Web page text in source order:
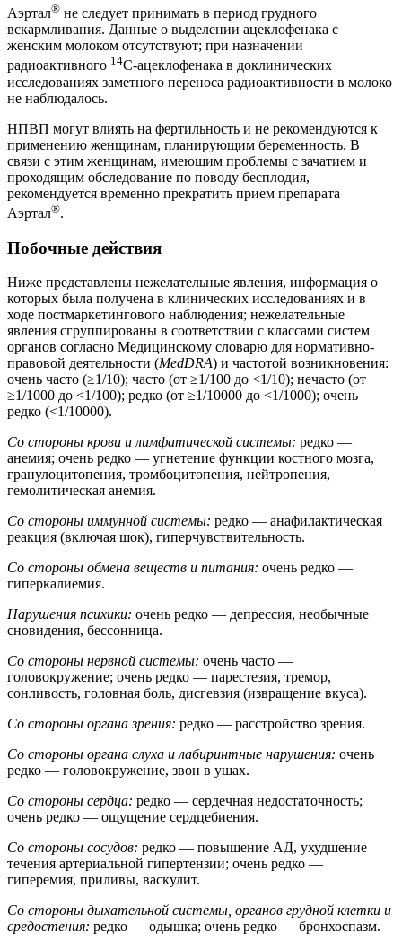
Аэртал® не следует принимать в период грудного
вскармливания. Данные о выделении ацеклофенака с
женским молоком отсутствуют; при назначении
радиоактивного 14С-ацеклофенака в доклинических
исследованиях заметного переноса радиоактивности в молоко
не наблюдалось.
НПВП могут влиять на фертильность и не рекомендуются к
применению женщинам, планирующим беременность. В
связи с этим женщинам, имеющим проблемы с зачатием и
проходящим обследование по поводу бесплодия,
рекомендуется временно прекратить прием препарата
Аэртал®.
Побочные действия
Ниже представлены нежелательные явления, информация о
которых была получена в клинических исследованиях и в
ходе постмаркетингового наблюдения; нежелательные
явления сгруппированы в соответствии с классами систем
органов согласно Медицинскому словарю для нормативно-
правовой деятельности (MedDRA) и частотой возникновения:
очень часто (≥1/10); часто (от ≥1/100 до <1/10); нечасто (от
≥1/1000 до <1/100); редко (от ≥1/10000 до <1/1000); очень
редко (<1/10000).
Со стороны крови и лимфатической системы: редко —
анемия; очень редко — угнетение функции костного мозга,
гранулоцитопения, тромбоцитопения, нейтропения,
гемолитическая анемия.
Со стороны иммунной системы: редко — анафилактическая
реакция (включая шок), гиперчувствительность.
Со стороны обмена веществ и питания: очень редко —
гиперкалиемия.
Нарушения психики: очень редко — депрессия, необычные
сновидения, бессонница.
Со стороны нервной системы: очень часто —
головокружение; очень редко — парестезия, тремор,
сонливость, головная боль, дисгевзия (извращение вкуса).
Со стороны органа зрения: редко — расстройство зрения.
Со стороны органа слуха и лабиринтные нарушения: очень
редко — головокружение, звон в ушах.
Со стороны сердца: редко — сердечная недостаточность;
очень редко — ощущение сердцебиения.
Со стороны сосудов: редко — повышение АД, ухудшение
течения артериальной гипертензии; очень редко —
гиперемия, приливы, васкулит.
Со стороны дыхательной системы, органов грудной клетки и
средостения: редко — одышка; очень редко — бронхоспазм.